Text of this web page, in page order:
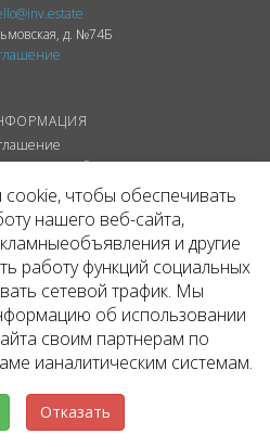
д. №74Б
сайта
персональных данных
КОМПАНИИ
агентства информация,
носит информационный
офертой. Условия
изменены собственником
чтобы обеспечивать
нашего веб-сайта,
и другие
работу функций социальных
сетевой трафик. Мы
об использовании
своим партнерам по
ианалитическим системам.
Отказать